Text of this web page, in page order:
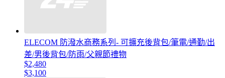
ELECOM 防潑水商務系列- 可擴充後背包/筆電/通勤/出
差/男後背包/防雨/父親節禮物
$2,480
$3,100